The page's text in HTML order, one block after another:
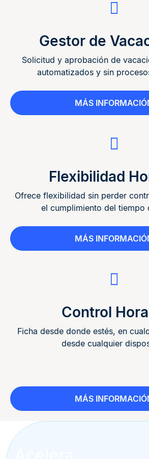
Gestor de
Solicitud y aprobación de
automatizados y sin
MÁS
Flexibilidad
Ofrece flexibilidad sin perder
el cumplimiento del tiempo
MÁS
Control
Ficha desde donde estés, en
desde cualquier
MÁS